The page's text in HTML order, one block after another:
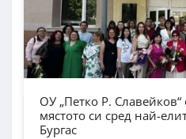
ОУ „Петко Р.
мястото си сред най-
Бургас